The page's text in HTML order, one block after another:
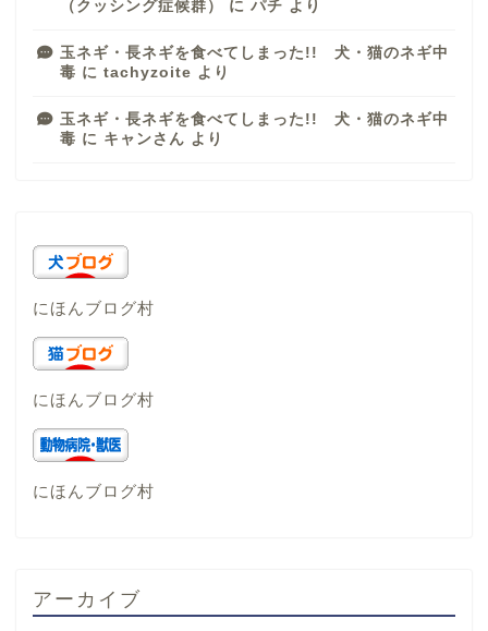
（クッシング症候群） に パチ より
玉ネギ・長ネギを食べてしまった!! 犬・猫のネギ中
毒 に tachyzoite より
玉ネギ・長ネギを食べてしまった!! 犬・猫のネギ中
毒 に キャンさん より
にほんブログ村
にほんブログ村
にほんブログ村
アーカイブ